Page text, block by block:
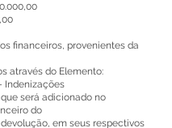
financeiros, provenientes da
através do Elemento:
Indenizações
será adicionado no
do
em seus respectivos